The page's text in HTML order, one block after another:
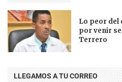
Lo peor del
por venir
Terrero
LLEGAMOS A TU CORREO